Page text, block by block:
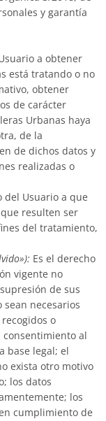
y garantía
a obtener
está tratando o no
obtener
de carácter
Urbanas haya
de la
de dichos datos y
realizadas o
del Usuario a que
resulten ser
del tratamiento,
Es el derecho
vigente no
de sus
sean necesarios
o
al
base legal; el
exista otro motivo
los datos
los
cumplimiento de